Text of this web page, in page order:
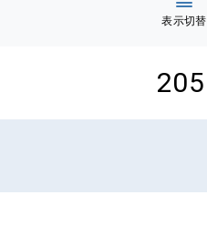
表示切替
205